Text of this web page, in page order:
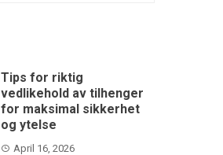
Tips for riktig
vedlikehold av tilhenger
for maksimal sikkerhet
og ytelse
April 16, 2026